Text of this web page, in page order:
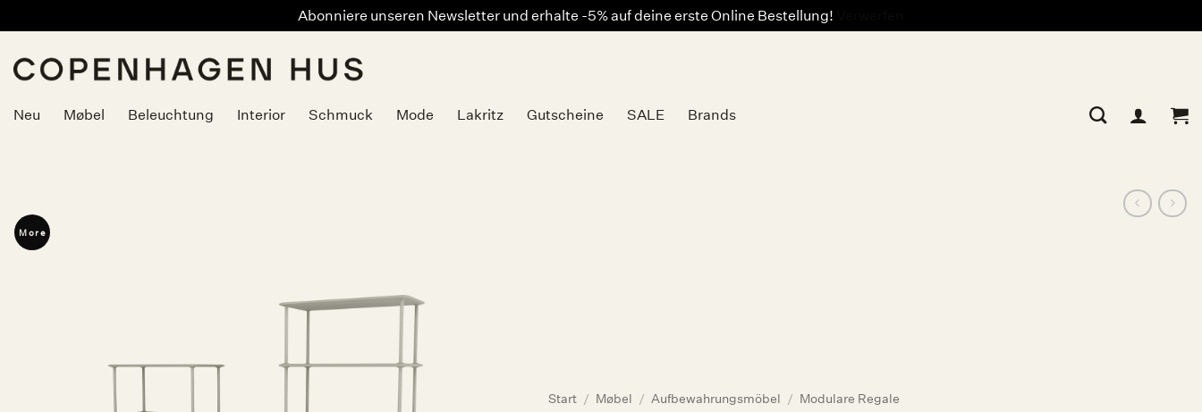
Abonniere unseren Newsletter und erhalte -5% auf deine erste Online Bestellung!
Inhalt
springen
Neu
Møbel Beleuchtung Interior Schmuck Mode Lakritz Gutscheine SALE Brands
More
Start / Møbel / Aufbewahrungsmöbel / Modulare Regale